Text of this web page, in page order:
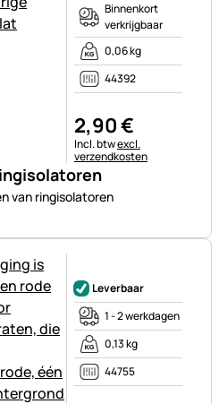
van ringisolatoren
Binnenkort
verkrijgbaar
0,06 kg
44392
2,90€
Belastinginformatie:
Incl. btwexcl.
verzendkosten
Leverbaar
1 - 2 werkdagen
0,13 kg
44755